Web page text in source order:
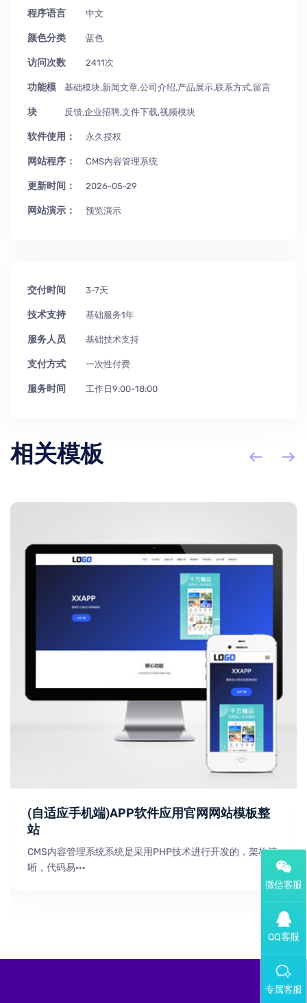
程序语言 中文
颜色分类 蓝色
访问次数 2411次
功能模
块
基础模块,新闻文章,公司介绍,产品展示,联系方式,留言
反馈,企业招聘,文件下载,视频模块
软件使用： 永久授权
网站程序： CMS内容管理系统
更新时间： 2026-05-29
网站演示： 预览演示
交付时间 3-7天
技术支持 基础服务1年
服务人员 基础技术支持
支付方式 一次性付费
服务时间 工作日9:00-18:00
相关模板
(自适应手机端)APP软件应用官网网站模板整
站
CMS内容管理系统系统是采用PHP技术进行开发的，架构清
晰，代码易···